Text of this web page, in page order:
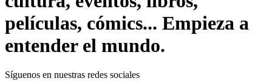
películas, cómics... Empieza a
entender el mundo.
Síguenos en nuestras redes sociales